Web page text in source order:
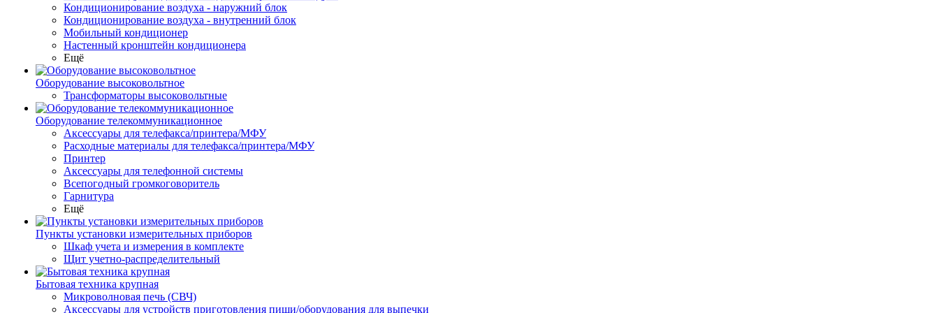
Кондиционирование воздуха - наружний блок
Кондиционирование воздуха - внутренний блок
Мобильный кондиционер
Настенный кронштейн кондиционера
Ещё
Оборудование высоковольтное
Трансформаторы высоковольтные
Оборудование телекоммуникационное
Аксессуары для телефакса/принтера/МФУ
Расходные материалы для телефакса/принтера/МФУ
Принтер
Аксессуары для телефонной системы
Всепогодный громкоговоритель
Гарнитура
Ещё
Пункты установки измерительных приборов
Шкаф учета и измерения в комплекте
Щит учетно-распределительный
Бытовая техника крупная
Микроволновая печь (СВЧ)
Аксессуары для устройств приготовления пищи/оборудования для выпечки